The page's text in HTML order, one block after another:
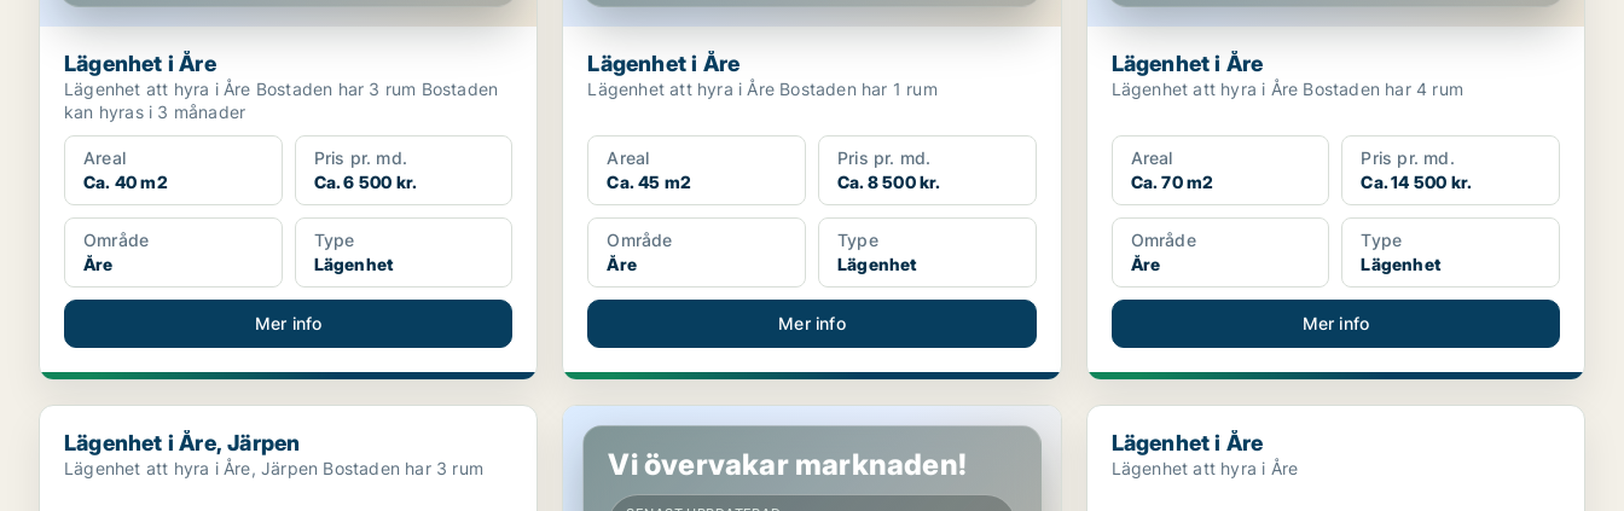
Lägenhet i Åre
Lägenhet att hyra i Åre Bostaden har 3 rum Bostaden
kan hyras i 3 månader
Areal
Ca. 40 m2
Pris pr. md.
Ca. 6 500 kr.
Område
Åre
Type
Lägenhet
Mer info
Lägenhet i Åre
Lägenhet att hyra i Åre Bostaden har 1 rum
Areal
Ca. 45 m2
Pris pr. md.
Ca. 8 500 kr.
Område
Åre
Type
Lägenhet
Mer info
Lägenhet i Åre
Lägenhet att hyra i Åre Bostaden har 4 rum
Areal
Ca. 70 m2
Pris pr. md.
Ca. 14 500 kr.
Område
Åre
Type
Lägenhet
Mer info
Lägenhet i Åre, Järpen
Lägenhet i Åre, Järpen
Lägenhet att hyra i Åre, Järpen Bostaden har 3 rum
Lägenhet i Åre
Vi övervakar marknaden!
Lägenhet i Åre
Lägenhet i Åre
Lägenhet att hyra i Åre